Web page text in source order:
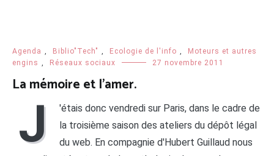
Agenda Biblio"Tech" Ecologie de l'info
Moteurs et autres
engins
Réseaux sociaux 27 novembre 2011
La mémoire et l’amer.
J
'étais donc vendredi sur Paris, dans le cadre de
la troisième saison des ateliers du dépôt légal
du web. En compagnie d'Hubert Guillaud nous